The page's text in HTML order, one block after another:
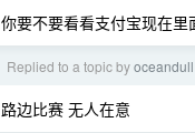
你要不要看看支付宝现在
Replied to a topic byoceandull
路边比赛 无人在意